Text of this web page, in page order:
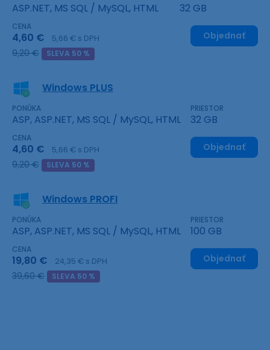
ASP.NET, MS SQL / MySQL, HTML 32 GB
CENA
4,60 € 5,66 € s DPH
9,20 € SLEVA 50 %
Objednať
Windows PLUS
PONÚKA
ASP, ASP.NET, MS SQL / MySQL, HTML
PRIESTOR
32 GB
CENA
4,60 € 5,66 € s DPH
9,20 € SLEVA 50 %
Objednať
Windows PROFI
PONÚKA
ASP, ASP.NET, MS SQL / MySQL, HTML
PRIESTOR
100 GB
CENA
19,80 € 24,35 € s DPH
39,60 € SLEVA 50 %
Objednať